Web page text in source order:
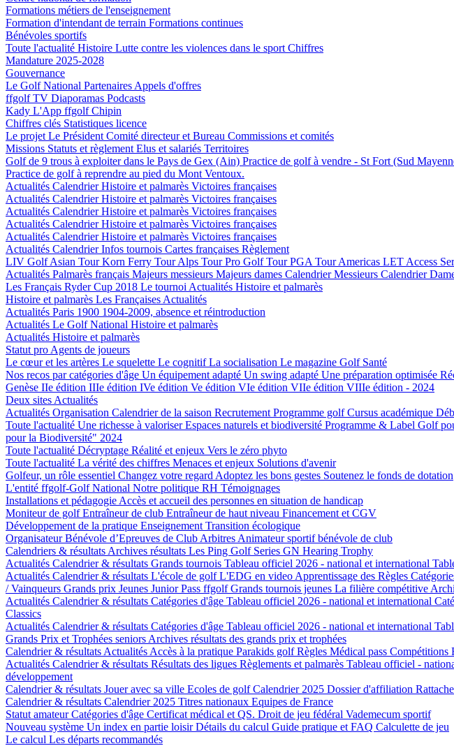
Formations métiers de l'enseignement
Formation d'intendant de terrain Formations continues
Bénévoles sportifs
Toute l'actualité Histoire Lutte contre les violences dans le sport Chiffres
Mandature 2025-2028
Gouvernance
Le Golf National Partenaires Appels d'offres
ffgolf TV Diaporamas Podcasts
Kady L'App ffgolfChipin
Chiffres clés Statistiques licence
Le projet Le Président Comité directeur et Bureau Commissions et comités
Missions Statuts et règlement Elus et salariés Territoires
Golf de 9 trous à exploiter dans le Pays de Gex (Ain) Practice de golf à vendre - St Fort (Sud
Practice de golf à reprendre au pied du Mont Ventoux.
Actualités CalendrierHistoire et palmarès Victoires françaises
Actualités CalendrierHistoire et palmarès Victoires françaises
Actualités CalendrierHistoire et palmarès Victoires françaises
Actualités CalendrierHistoire et palmarès Victoires françaises
Actualités CalendrierHistoire et palmarès Victoires françaises
Actualités CalendrierInfos tournois Cartes françaises Règlement
LIV GolfAsian TourKorn Ferry TourAlps TourPro Golf TourPGA Tour Americas LET Access
Actualités Palmarès français Majeurs messieurs Majeurs dames Calendrier Messieurs Calendrier
Les Français Ryder Cup 2018 Le tournoi Actualités Histoire et palmarès
Histoire et palmarès Les Françaises Actualités
Actualités Paris 1900 1904-2009, absence et réintroduction
Actualités Le Golf National Histoire et palmarès
Actualités Histoire et palmarès
Statut pro Agents de joueurs
Le cœur et les artères Le squelette Le cognitifLa socialisation Le magazine Golf Santé
Nos recos par catégories d'âge Un équipement adapté Un swing adapté Une préparation optimisée
Genèse IIe édition IIIe édition IVe édition Ve édition VIe édition VIIe édition VIIIe édition - 2024
Deux sites Actualités
Actualités Organisation Calendrier de la saison Recrutement Programme golfCursus académique
Toute l'actualité Une richesse à valoriserEspaces naturels et biodiversité Programme & Label Golf
pour la Biodiversité" 2024
Toute l'actualité Décryptage Réalité et enjeux Vers le zéro phyto
Toute l'actualité La vérité des chiffres Menaces et enjeux Solutions d'avenir
Golfeur, un rôle essentiel Changez votre regard Adoptez les bons gestes Soutenez le fonds de dotation
L'entité ffgolf-Golf National Notre politique RH Témoignages
Installations et pédagogie Accès et accueil des personnes en situation de handicap
Moniteur de golfEntraîneur de club Entraîneur de haut niveau Financement et CGV
Développement de la pratique Enseignement Transition écologique
Organisateur Bénévole d’Epreuves de Club Arbitres Animateur sportif bénévole de club
Calendriers & résultats Archives résultats Les Ping Golf Series GN Hearing Trophy
Actualités Calendrier & résultats Grands tournois Tableau officiel 2026 - national et international
Actualités Calendrier & résultats L'école de golfL'EDG en video Apprentissage des Règles
/ Vainqueurs Grands prix Jeunes Junior Pass ffgolfGrands tournois jeunes La filière compétitive
Actualités Calendrier & résultats Catégories d'âge Tableau officiel 2026 - national et international
Classics
Actualités Calendrier & résultats Catégories d'âge Tableau officiel 2026 - national et international
Grands Prix et Trophées seniors Archives résultats des grands prix et trophées
Calendrier & résultats Actualités Accès à la pratique Parakids golfRègles Médical pass Compétitions
Actualités Calendrier & résultats Résultats des ligues Règlements et palmarès Tableau officiel -
développement
Calendrier & résultats Jouer avec sa ville Ecoles de golfCalendrier 2025 Dossier d'affiliation
Calendrier & résultats Calendrier 2025 Titres nationaux Equipes de France
Statut amateurCatégories d'âge Certificat médical et QS. Droit de jeu fédéral Vademecum sportif
Nouveau système Un index en partie loisirDétails du calcul Guide pratique et FAQ Calculette de jeu
Le calcul Les départs recommandés